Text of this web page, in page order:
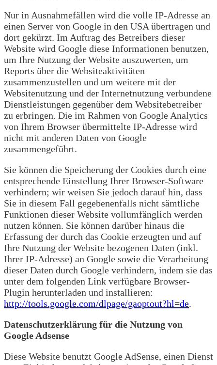
Nur in Ausnahmefällen wird die volle IP-Adresse an
einen Server von Google in den USA übertragen und
dort gekürzt. Im Auftrag des Betreibers dieser
Website wird Google diese Informationen benutzen,
um Ihre Nutzung der Website auszuwerten, um
Reports über die Websiteaktivitäten
zusammenzustellen und um weitere mit der
Websitenutzung und der Internetnutzung verbundene
Dienstleistungen gegenüber dem Websitebetreiber
zu erbringen. Die im Rahmen von Google Analytics
von Ihrem Browser übermittelte IP-Adresse wird
nicht mit anderen Daten von Google
zusammengeführt.
Sie können die Speicherung der Cookies durch eine
entsprechende Einstellung Ihrer Browser-Software
verhindern; wir weisen Sie jedoch darauf hin, dass
Sie in diesem Fall gegebenenfalls nicht sämtliche
Funktionen dieser Website vollumfänglich werden
nutzen können. Sie können darüber hinaus die
Erfassung der durch das Cookie erzeugten und auf
Ihre Nutzung der Website bezogenen Daten (inkl.
Ihrer IP-Adresse) an Google sowie die Verarbeitung
dieser Daten durch Google verhindern, indem sie das
unter dem folgenden Link verfügbare Browser-
Plugin herunterladen und installieren:
http://tools.google.com/dlpage/gaoptout?hl=de.
Datenschutzerklärung für die Nutzung von
Google Adsense
Diese Website benutzt Google AdSense, einen Dienst